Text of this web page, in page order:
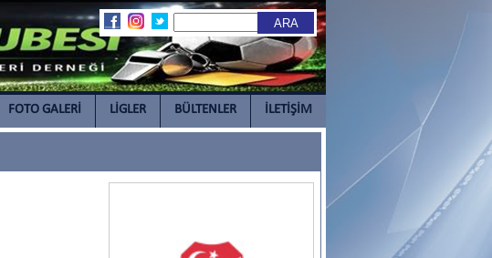
FOTO GALERİ LİGLER BÜLTENLER İLETİŞİM